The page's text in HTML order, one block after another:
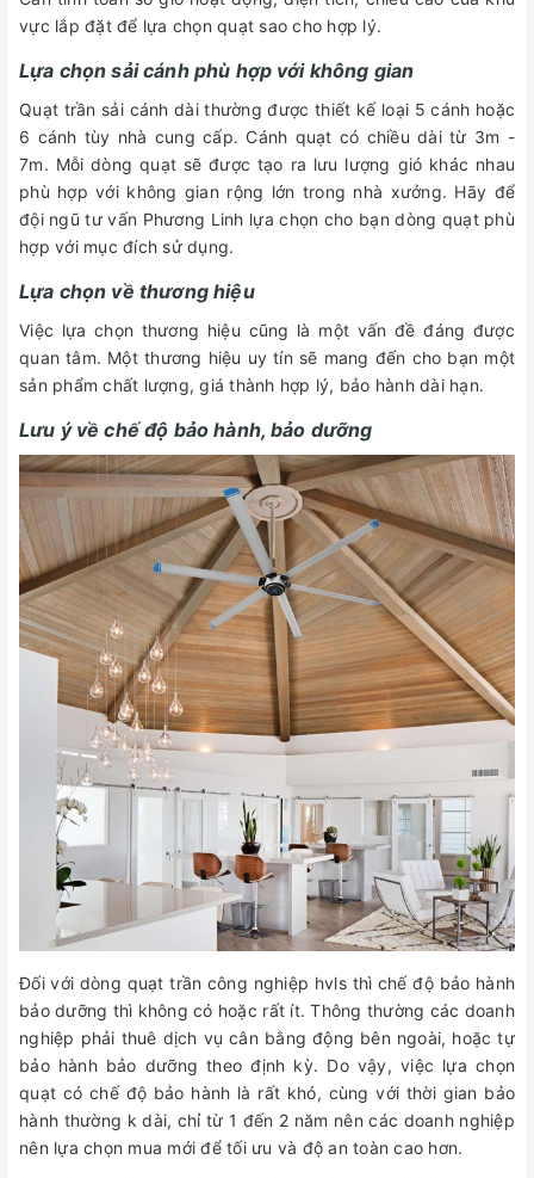
vực lắp đặt để lựa chọn quạt sao cho hợp lý.
Lựa chọn sải cánh phù hợp với không gian
Quạt trần sải cánh dài thường được thiết kế loại 5 cánh hoặc
6 cánh tùy nhà cung cấp. Cánh quạt có chiều dài từ 3m -
7m. Mỗi dòng quạt sẽ được tạo ra lưu lượng gió khác nhau
phù hợp với không gian rộng lớn trong nhà xưởng. Hãy để
đội ngũ tư vấn Phương Linh lựa chọn cho bạn dòng quạt phù
hợp với mục đích sử dụng.
Lựa chọn về thương hiệu
Việc lựa chọn thương hiệu cũng là một vấn đề đáng được
quan tâm. Một thương hiệu uy tín sẽ mang đến cho bạn một
sản phẩm chất lượng, giá thành hợp lý, bảo hành dài hạn.
Lưu ý về chế độ bảo hành, bảo dưỡng
Đối với dòng quạt trần công nghiệp hvls thì chế độ bảo hành
bảo dưỡng thì không có hoặc rất ít. Thông thường các doanh
nghiệp phải thuê dịch vụ cân bằng động bên ngoài, hoặc tự
bảo hành bảo dưỡng theo định kỳ. Do vậy, việc lựa chọn
quạt có chế độ bảo hành là rất khó, cùng với thời gian bảo
hành thường k dài, chỉ từ 1 đến 2 năm nên các doanh nghiệp
nên lựa chọn mua mới để tối ưu và độ an toàn cao hơn.